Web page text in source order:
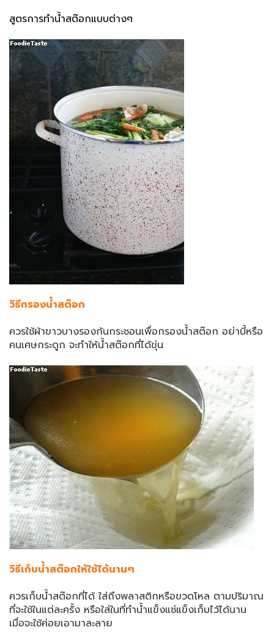
สูตรการทำน้ำสต๊อกแบบต่างๆ
วิธีกรองน้ำสต๊อก
ควรใช้ผ้าขาวบางรองก้นกระชอนเพื่อกรองน้ำสต๊อก อย่าบี้หรือ
คนเศษกระดูก จะทำให้น้ำสต๊อกที่ได้ขุ่น
วิธีเก็บน้ำสต๊อกให้ใช้ได้นานๆ
ควรเก็บน้ำสต๊อกที่ได้ ใส่ถึงพลาสติกหรือขวดโหล ตามปริมาณ
ที่จะใช้ในแต่ละครั้ง หรือใส่ในที่ทำน้ำแข็งแช่แข็งเก็บไว้ได้นาน
เมื่อจะใช้ค่อยเอามาละลาย